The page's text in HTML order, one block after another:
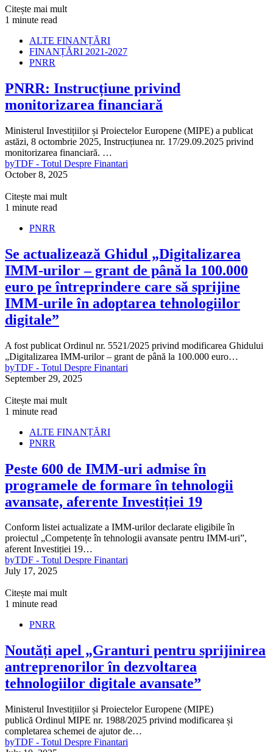
Citește mai mult
1 minute read
ALTE FINANȚĂRI
FINANȚĂRI 2021-2027
PNRR
PNRR: Instrucțiune privind
monitorizarea financiară
Ministerul Investițiilor și Proiectelor Europene (MIPE) a publicat
astăzi, 8 octombrie 2025, Instrucțiunea nr. 17/29.09.2025 privind
monitorizarea financiară. …
byTDF - Totul Despre Finantari
October 8, 2025
Citește mai mult
1 minute read
PNRR
Se actualizează Ghidul „Digitalizarea
IMM-urilor – grant de până la 100.000
euro pe întreprindere care să sprijine
IMM-urile în adoptarea tehnologiilor
digitale”
A fost publicat Ordinul nr. 5521/2025 privind modificarea Ghidului
„Digitalizarea IMM-urilor – grant de până la 100.000 euro…
byTDF - Totul Despre Finantari
September 29, 2025
Citește mai mult
1 minute read
ALTE FINANȚĂRI
PNRR
Peste 600 de IMM-uri admise în
programele de formare în tehnologii
avansate, aferente Investiției 19
Conform listei actualizate a IMM-urilor declarate eligibile în
proiectul „Competențe în tehnologii avansate pentru IMM-uri”,
aferent Investiției 19…
byTDF - Totul Despre Finantari
July 17, 2025
Citește mai mult
1 minute read
PNRR
Noutăți apel „Granturi pentru sprijinirea
antreprenorilor în dezvoltarea
tehnologiilor digitale avansate”
Ministerul Investițiilor și Proiectelor Europene (MIPE)
publică Ordinul MIPE nr. 1988/2025 privind modificarea și
completarea schemei de ajutor de…
byTDF - Totul Despre Finantari